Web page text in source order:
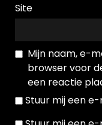
Site
Mijn naam, e-
browser voor
een reactie
Stuur mij een